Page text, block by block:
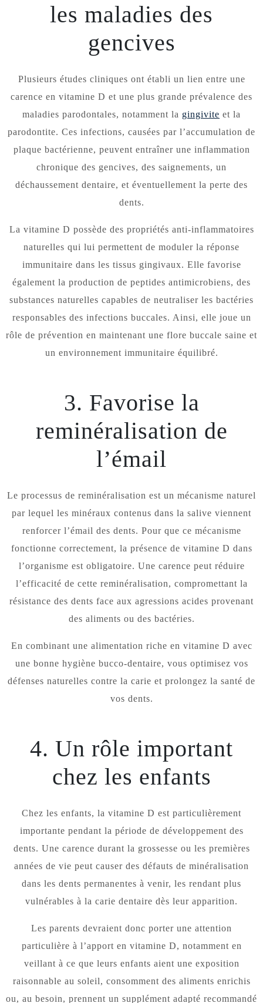
les maladies des
gencives
Plusieurs études cliniques ont établi un lien entre une
carence en vitamine D et une plus grande prévalence des
maladies parodontales, notamment la gingivite et la
parodontite. Ces infections, causées par l’accumulation de
plaque bactérienne, peuvent entraîner une inflammation
chronique des gencives, des saignements, un
déchaussement dentaire, et éventuellement la perte des
dents.
La vitamine D possède des propriétés anti-inflammatoires
naturelles qui lui permettent de moduler la réponse
immunitaire dans les tissus gingivaux. Elle favorise
également la production de peptides antimicrobiens, des
substances naturelles capables de neutraliser les bactéries
responsables des infections buccales. Ainsi, elle joue un
rôle de prévention en maintenant une flore buccale saine et
un environnement immunitaire équilibré.
3. Favorise la
reminéralisation de
l’émail
Le processus de reminéralisation est un mécanisme naturel
par lequel les minéraux contenus dans la salive viennent
renforcer l’émail des dents. Pour que ce mécanisme
fonctionne correctement, la présence de vitamine D dans
l’organisme est obligatoire. Une carence peut réduire
l’efficacité de cette reminéralisation, compromettant la
résistance des dents face aux agressions acides provenant
des aliments ou des bactéries.
En combinant une alimentation riche en vitamine D avec
une bonne hygiène bucco-dentaire, vous optimisez vos
défenses naturelles contre la carie et prolongez la santé de
vos dents.
4. Un rôle important
chez les enfants
Chez les enfants, la vitamine D est particulièrement
importante pendant la période de développement des
dents. Une carence durant la grossesse ou les premières
années de vie peut causer des défauts de minéralisation
dans les dents permanentes à venir, les rendant plus
vulnérables à la carie dentaire dès leur apparition.
Les parents devraient donc porter une attention
particulière à l’apport en vitamine D, notamment en
veillant à ce que leurs enfants aient une exposition
raisonnable au soleil, consomment des aliments enrichis
ou, au besoin, prennent un supplément adapté recommandé